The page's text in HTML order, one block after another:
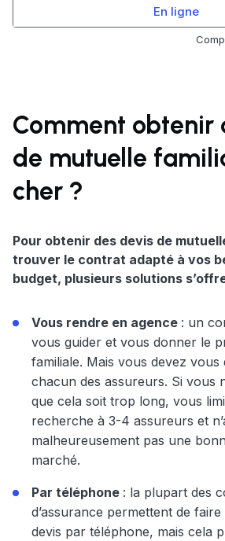
En ligne
Comment obtenir
de mutuelle
cher ?
Pour obtenir des devis de
trouver le contrat adapté à vos
budget, plusieurs solutions
Vous rendre en agence : un
vous guider et vous donner le
familiale. Mais vous devez vous
chacun des assureurs. Si vous
que cela soit trop long, vous
recherche à 3-4 assureurs et
malheureusement pas une
marché.
Par téléphone : la plupart des
d’assurance permettent de
devis par téléphone, mais cela